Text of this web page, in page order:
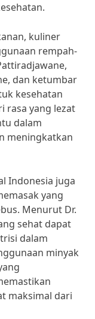
kuliner
rempah-
dan ketumbar
kesehatan
rasa yang lezat
dalam
meningkatkan
Indonesia juga
yang
Menurut Dr.
sehat dapat
dalam
minyak
maksimal dari